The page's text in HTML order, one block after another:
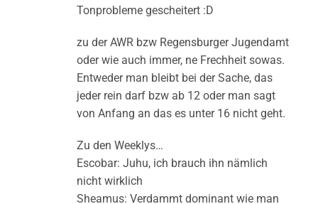
Tonprobleme gescheitert :D
zu der AWR bzw Regensburger Jugendamt
oder wie auch immer, ne Frechheit sowas.
Entweder man bleibt bei der Sache, das
jeder rein darf bzw ab 12 oder man sagt
von Anfang an das es unter 16 nicht geht.
Zu den Weeklys…
Escobar: Juhu, ich brauch ihn nämlich
nicht wirklich
Sheamus: Verdammt dominant wie man